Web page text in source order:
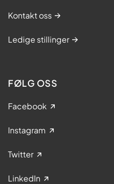
Kontakt oss
Ledige stillinger
FØLG OSS
Facebook
Instagram
Twitter
LinkedIn